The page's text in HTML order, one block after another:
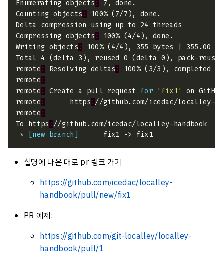
Enumerating objects :
Counting objects :
Compressing objects :
Writing objects :
remote : Resolving deltas :
remote :
remote : Create a pull request for 'fix1'
on
remote :
      https
:
remote :
To https :
*
[new branch]
      fix1 -> fix1
설명에 나온 대로 pr 링크 가기
https://github.com/icedac/localley-
handbook/pull/new/fix1
PR 예제:
https://github.com/git-localley/localley-
handbook/pull/1